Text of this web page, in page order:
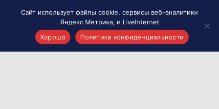
Сайт использует файлы cookie, сервисы веб-аналитики
Яндекс Метрика, и LiveInternet
Хорошо
Политика конфиденциальности